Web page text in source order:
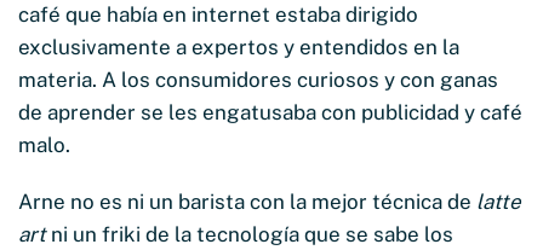
café que había en internet estaba dirigido
exclusivamente a expertos y entendidos en la
materia. A los consumidores curiosos y con ganas
de aprender se les engatusaba con publicidad y café
malo.
Arne no es ni un barista con la mejor técnica de latte
art ni un friki de la tecnología que se sabe los